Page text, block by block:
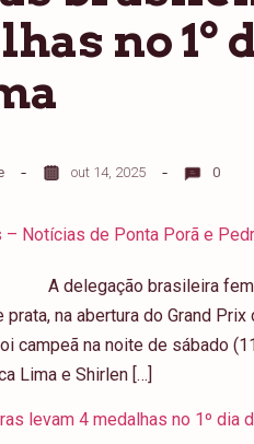
no 1º
out 14, 2025 0
– Notícias de Ponta Porã e
A delegação brasileira
prata, na abertura do Grand
campeã na noite de sábado
Lima e Shirlen […]
levam 4 medalhas no 1º dia